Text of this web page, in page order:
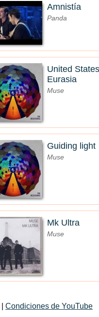
Amnistía
Panda
United
Eurasia
Muse
Guiding light
Muse
Mk Ultra
Muse
Condiciones de YouTube